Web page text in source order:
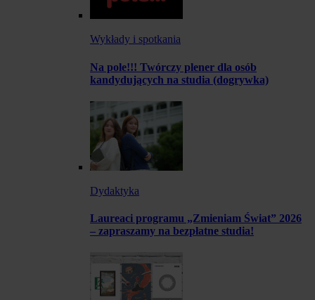
Wykłady i spotkania
Na pole!!! Twórczy plener dla osób
kandydujących na studia (dogrywka)
Dydaktyka
Laureaci programu „Zmieniam Świat” 2026
– zapraszamy na bezpłatne studia!